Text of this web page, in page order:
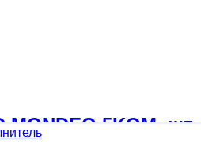
MONDEO 5KOM, шт